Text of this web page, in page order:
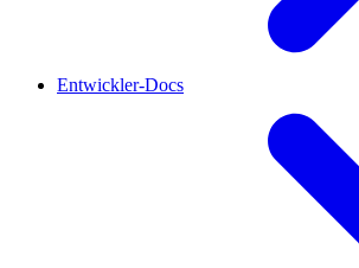
Entwickler-Docs